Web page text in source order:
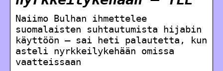
Naiimo Bulhan ihmettelee
suomalaisten suhtautumista hijabin
käyttöön – sai heti palautetta, kun
asteli nyrkkeilykehään omissa
vaatteissaan